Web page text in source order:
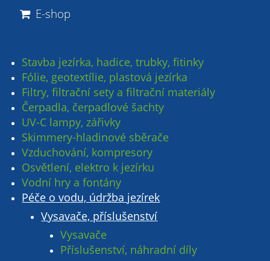
E-shop
Stavba jezírka, hadice, trubky, fitinky
Fólie, geotextílie, plastová jezírka
Filtry, filtrační sety a filtrační materiály
Čerpadla, čerpadlové šachty
UV-C lampy, zářivky
Skimmery-hladinové sběrače
Vzduchování, kompresory
Osvětlení, elektro k jezírku
Vodní hry a fontány
Péče o vodu, údržba jezírek
Vysavače, příslušenství
Vysavače
Příslušenství, náhradní díly